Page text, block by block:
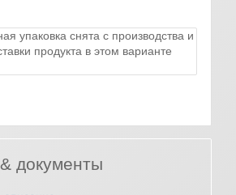
упаковка снята с производства и
продукта в этом варианте
документы